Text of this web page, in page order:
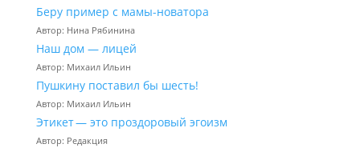
Беру пример с мамы-новатора
Автор: Нина Рябинина
Наш дом — лицей
Автор: Михаил Ильин
Пушкину поставил бы шесть!
Автор: Михаил Ильин
Этикет — это проздоровый эгоизм
Автор: Редакция